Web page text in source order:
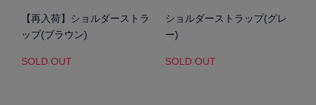
【再入荷】ショルダーストラ
ップ(ブラウン)
SOLD OUT
ショルダーストラップ(グレ
ー)
SOLD OUT